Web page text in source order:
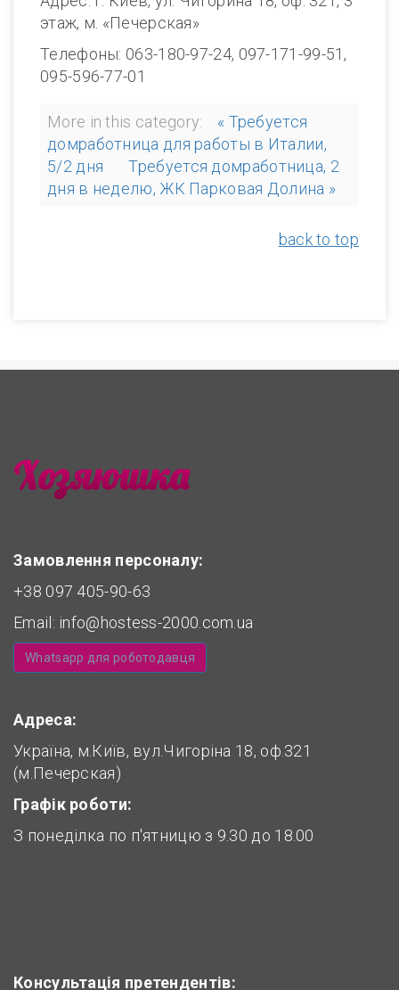
этаж, м. «Печерская»
Телефоны: 063-180-97-24, 097-171-99-51,
095-596-77-01
More in this category:
« Требуется
домработница для работы в Италии,
5/2 дня
Требуется домработница, 2
дня в неделю, ЖК Парковая Долина »
back to top
Замовлення персоналу:
+38 097 405-90-63
Email: info@hostess-2000.com.ua
Whatsapp для роботодавця
Адреса:
Україна, м.Київ, вул.Чигоріна 18, оф.321
(м.Печерская)
Графік роботи:
З понеділка по п'ятницю з 9.30 до 18.00
Консультація претендентів: